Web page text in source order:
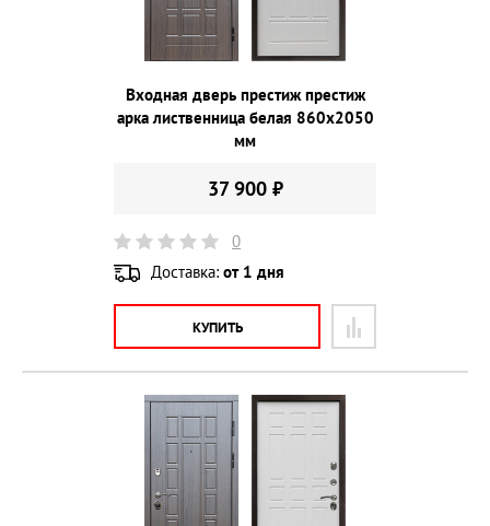
Входная дверь престиж престиж
арка лиственница белая 860х2050
мм
37 900 ₽
0
Доставка: от 1 дня
КУПИТЬ